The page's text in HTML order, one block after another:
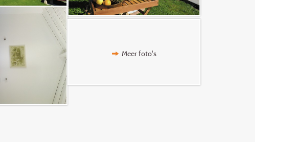
Meer foto's